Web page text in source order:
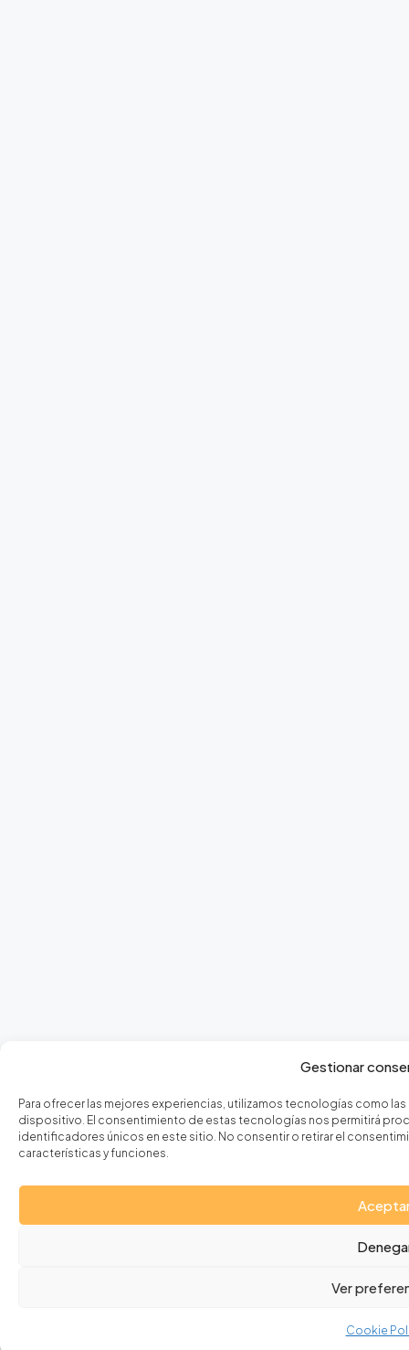
Gestionar
Para ofrecer las mejores experiencias, utilizamos tecnologías como
dispositivo. El consentimiento de estas tecnologías nos permitirá
identificadores únicos en este sitio. No consentir o retirar el
características y funciones.
Ver
Cookie